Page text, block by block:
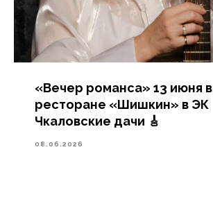
«Вечер романса» 13 июня в
ресторане «Шишкин» в ЭК
Чкаловские дачи 🎸
08.06.2026